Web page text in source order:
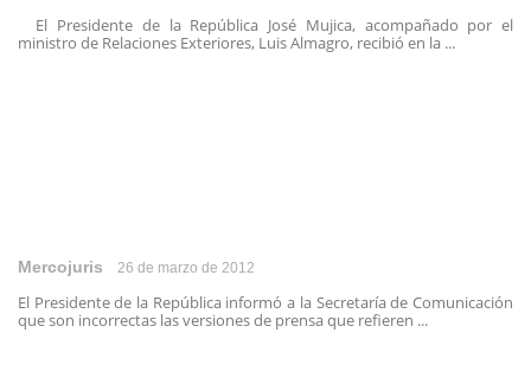
El Presidente de la República José Mujica, acompañado por el
ministro de Relaciones Exteriores, Luis Almagro, recibió en la ...
Mercojuris 26 de marzo de 2012
El Presidente de la República informó a la Secretaría de Comunicación
que son incorrectas las versiones de prensa que refieren ...